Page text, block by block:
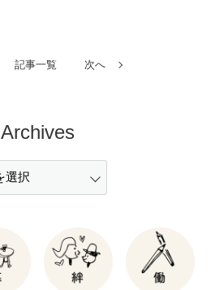
記事一覧 次へ
Archives